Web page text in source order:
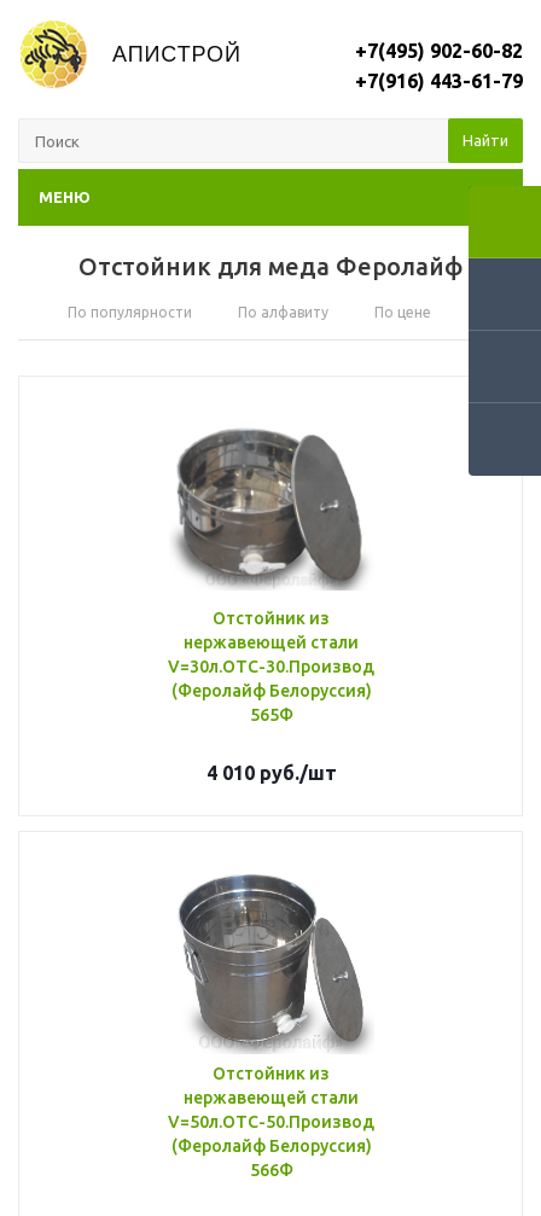
+7(495) 902-60-82
+7(916) 443-61-79
Найти
МЕНЮ
Отстойник для меда Феролайф
По популярности По алфавиту По цене
Отстойник из
нержавеющей стали
V=30л.ОТС-30.Производитель
(Феролайф Белоруссия)
565Ф
4 010руб./шт
Отстойник из
нержавеющей стали
V=50л.ОТС-50.Производитель
(Феролайф Белоруссия)
566Ф